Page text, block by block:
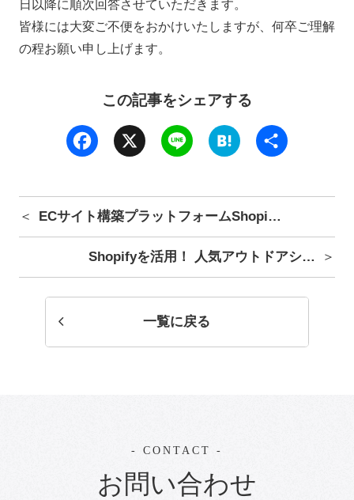
日以降に順次回答させていただきます。
皆様には大変ご不便をおかけいたしますが、何卒ご理解
の程お願い申し上げます。
この記事をシェアする
FacebookX Line Hatena 共
ECサイト構築プラットフォームShopi…
Shopifyを活用！ 人気アウトドアシ…
一覧に戻る
CONTACT
お問い合わせ